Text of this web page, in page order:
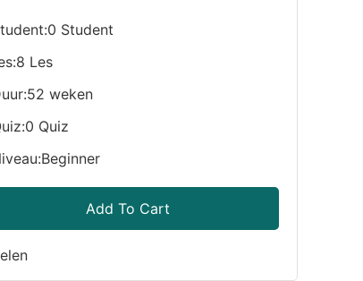
0 Student
8 Les
52 weken
0 Quiz
Beginner
Add To Cart